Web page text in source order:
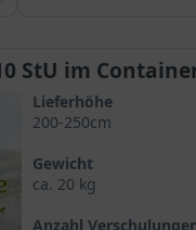
oder fast grau
werden kann und auf
Westasien und
mit malerischer,
Erle zählt aufgrund
StU im
Lieferhöhe
200-250cm
Gewicht
ca. 20 kg
Anzahl